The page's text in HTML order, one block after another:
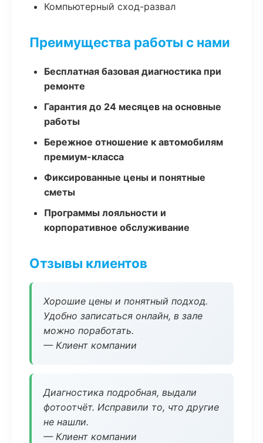
Компьютерный сход-развал
Преимущества работы с нами
Бесплатная базовая диагностика при
ремонте
Гарантия до 24 месяцев на основные
работы
Бережное отношение к автомобилям
премиум-класса
Фиксированные цены и понятные
сметы
Программы лояльности и
корпоративное обслуживание
Отзывы клиентов
Хорошие цены и понятный подход.
Удобно записаться онлайн, в зале
можно поработать.
— Клиент компании
Диагностика подробная, выдали
фотоотчёт. Исправили то, что другие
не нашли.
— Клиент компании